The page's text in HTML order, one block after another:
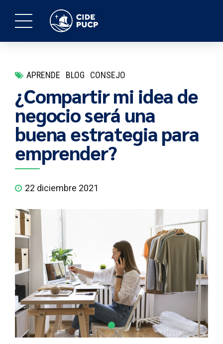
APRENDE BLOG CONSEJO
¿Compartir mi idea de
negocio será una
buena estrategia para
emprender?
22 diciembre 2021